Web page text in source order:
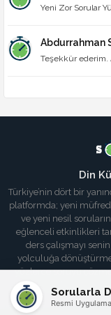
Yeni Zor Sorular
Abdurrahman
Teşekkür ederim.
Din
Türkiye’nin dört bir
platformda; yeni
ve yeni nesil
eğlenceli etkinlikleri
ders çalışmayı
yolculuğa
yüzlerce soruyu
bilgilerini
Sorularla
Resmi